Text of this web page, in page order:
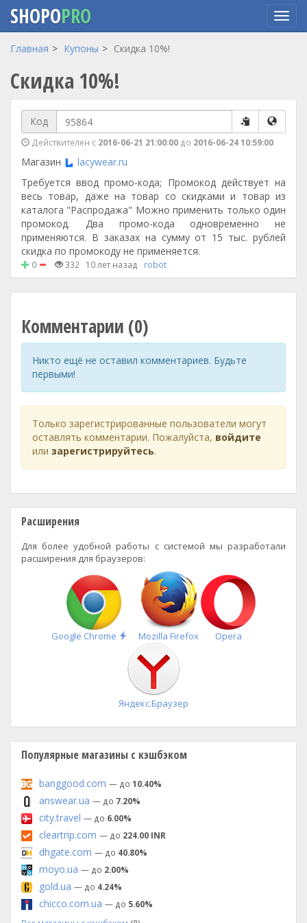
Перейти
основному
содержанию
SHOPOPRO
Главная Купоны Скидка 10%!
Скидка 10%!
Код
Действителен с 2016-06-21 21:00:00 до 2016-06-24 10:59:00
Магазин
lacywear.ru
Требуется ввод промо-кода; Промокод действует на
весь товар, даже на товар со скидками и товар из
каталога "Распродажа" Можно применить только один
промокод. Два промо-кода одновременно не
применяются. В заказах на сумму от 15 тыс. рублей
скидка по промокоду не применяется.
0 332 10 лет назад robot
Комментарии (0)
Никто ещё не оставил комментариев. Будьте
первыми!
Только зарегистрированные пользователи могут
оставлять комментарии. Пожалуйста, войдите
или зарегистрируйтесь.
Расширения
Для более удобной работы с системой мы разработали
расширения для браузеров:
Google Chrome
Быстрая
установка
Mozilla Firefox Opera
Яндекс.Браузер
Популярные магазины с кэшбэком
banggood.com — до 10.40%
answear.ua — до 7.20%
city.travel — до 6.00%
cleartrip.com — до 224.00 INR
dhgate.com — до 40.80%
moyo.ua — до 2.00%
gold.ua — до 4.24%
chicco.com.ua — до 5.60%